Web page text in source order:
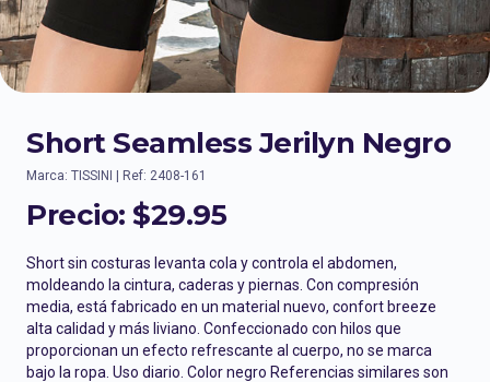
Short Seamless Jerilyn Negro
Marca: TISSINI | Ref: 2408-161
Precio: $29.95
Short sin costuras levanta cola y controla el abdomen,
moldeando la cintura, caderas y piernas. Con compresión
media, está fabricado en un material nuevo, confort breeze
alta calidad y más liviano. Confeccionado con hilos que
proporcionan un efecto refrescante al cuerpo, no se marca
bajo la ropa. Uso diario. Color negro Referencias similares son